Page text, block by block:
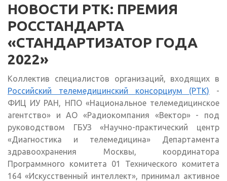
НОВОСТИ РТК: ПРЕМИЯ
РОССТАНДАРТА
«СТАНДАРТИЗАТОР ГОДА
2022»
Коллектив специалистов организаций, входящих в
Российский телемедицинский консорциум (РТК) -
ФИЦ ИУ РАН, НПО «Национальное телемедицинское
агентство» и АО «Радиокомпания «Вектор» - под
руководством ГБУЗ «Научно-практический центр
«Диагностика и телемедицина» Департамента
здравоохранения Москвы, координатора
Программного комитета 01 Технического комитета
164 «Искусственный интеллект», принимал активное